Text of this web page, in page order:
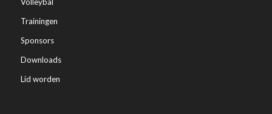
Trainingen
Sponsors
Downloads
Lid worden